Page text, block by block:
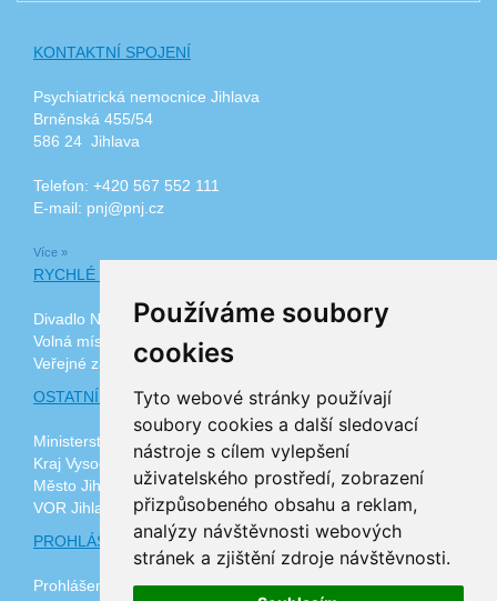
Používáme soubory
cookies
Tyto webové stránky používají
soubory cookies a další sledovací
nástroje s cílem vylepšení
uživatelského prostředí, zobrazení
přizpůsobeného obsahu a reklam,
analýzy návštěvnosti webových
stránek a zjištění zdroje návštěvnosti.
KONTAKTNÍ SPOJENÍ
Psychiatrická nemocnice Jihlava
Brněnská 455/54
586 24 Jihlava
Telefon: +420 567 552 111
E-mail: pnj@pnj.cz
Více »
RYCHLÉ ODKAZY
Divadlo Na Kopečku
Volná místa
Veřejné zakázky
OSTATNÍ ODKAZY
Ministerstvo zdravotnictví ČR
Kraj Vysočina
Město Jihlava
VOR Jihlava, z.ú.
PROHLÁŠENÍ O PŘÍSTUPNOSTI
Prohlášení o přístupnosti